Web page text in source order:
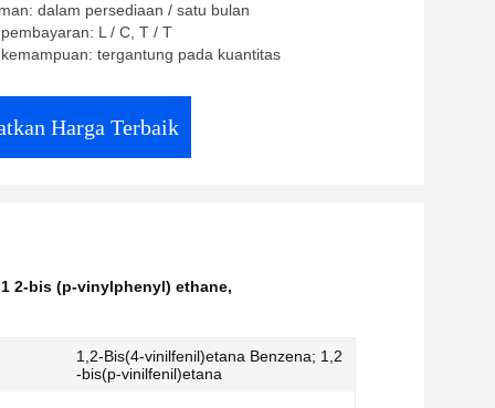
dalam persediaan / satu bulan
L / C, T / T
tergantung pada kuantitas
Harga Terbaik
1 2-bis (p-vinylphenyl) ethane,
1,2-Bis(4-vinilfenil)etana Benzena; 1,2
-bis(p-vinilfenil)etana